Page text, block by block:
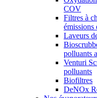
COV
Filtres à
émissions
Laveurs
polluants
Venturi
polluants
Biofiltres
DeNOx